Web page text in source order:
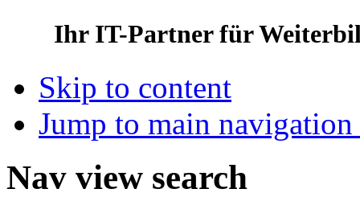
Ihr IT-Partner für
Skip to content
Jump to main
Nav view search